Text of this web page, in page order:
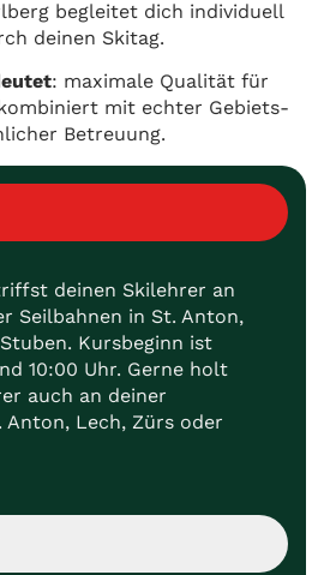
begleitet dich individuell
deinen Skitag.
: maximale Qualität für
mit echter Gebiets-
Betreuung.
deinen Skilehrer an
Seilbahnen in St. Anton,
Kursbeginn ist
10:00 Uhr. Gerne holt
auch an deiner
Lech, Zürs oder